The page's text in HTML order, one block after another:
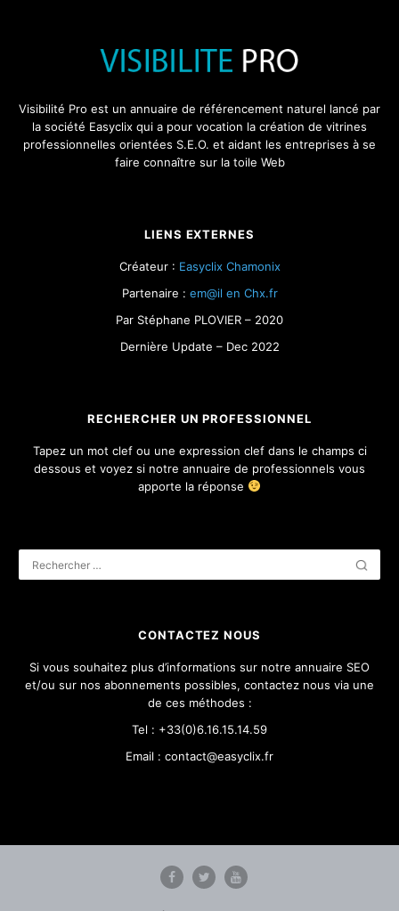
Visibilité Pro est un annuaire de référencement naturel lancé par
la société Easyclix qui a pour vocation la création de vitrines
professionnelles orientées S.E.O. et aidant les entreprises à se
faire connaître sur la toile Web
LIENS EXTERNES
Créateur : Easyclix Chamonix
Partenaire : em@il en Chx.fr
Par Stéphane PLOVIER – 2020
Dernière Update – Dec 2022
RECHERCHER UN PROFESSIONNEL
Tapez un mot clef ou une expression clef dans le champs ci
dessous et voyez si notre annuaire de professionnels vous
apporte la réponse
CONTACTEZ NOUS
Si vous souhaitez plus d’informations sur notre annuaire SEO
et/ou sur nos abonnements possibles, contactez nous via une
de ces méthodes :
Tel : +33(0)6.16.15.14.59
Email : contact@easyclix.fr